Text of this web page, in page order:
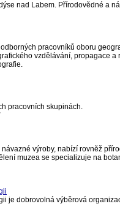
nad Labem. Přírodovědné a
pracovníků oboru
vzdělávání, propagace a
pracovních skupinách.
výroby, nabízí rovněž
muzea se specializuje na
je dobrovolná výběrová